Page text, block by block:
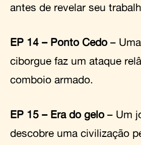
antes de revelar seu
EP 14 – Ponto Cedo–
ciborgue faz um ataque
comboio armado.
EP 15 – Era do gelo– Um
descobre uma civilização